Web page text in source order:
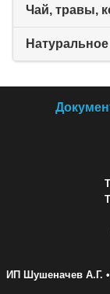
Чай, травы,
ИП Шушеначев А.Г.